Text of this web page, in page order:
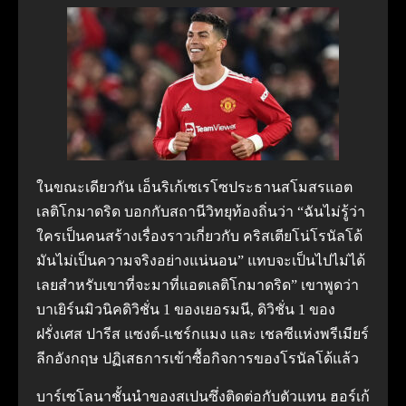
ในขณะเดียวกัน เอ็นริเก้เซเรโซประธานสโมสรแอต
เลติโกมาดริด บอกกับสถานีวิทยุท้องถิ่นว่า “ฉันไม่รู้ว่า
ใครเป็นคนสร้างเรื่องราวเกี่ยวกับ คริสเตียโน่โรนัลโด้
มันไม่เป็นความจริงอย่างแน่นอน” แทบจะเป็นไปไม่ได้
เลยสำหรับเขาที่จะมาที่แอตเลติโกมาดริด” เขาพูดว่า
บาเยิร์นมิวนิคดิวิชั่น 1 ของเยอรมนี, ดิวิชั่น 1 ของ
ฝรั่งเศส ปารีส แซงต์-แชร์กแมง และ เชลซีแห่งพรีเมียร์
ลีกอังกฤษ ปฏิเสธการเข้าซื้อกิจการของโรนัลโด้แล้ว
บาร์เซโลนาชั้นนำของสเปนซึ่งติดต่อกับตัวแทน ฮอร์เก้